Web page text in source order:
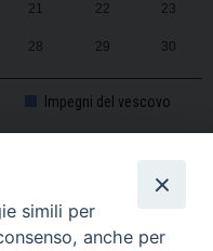
21 22 23
28 29 30
Impegni del vescovo
2025-2026
simili per
anche per